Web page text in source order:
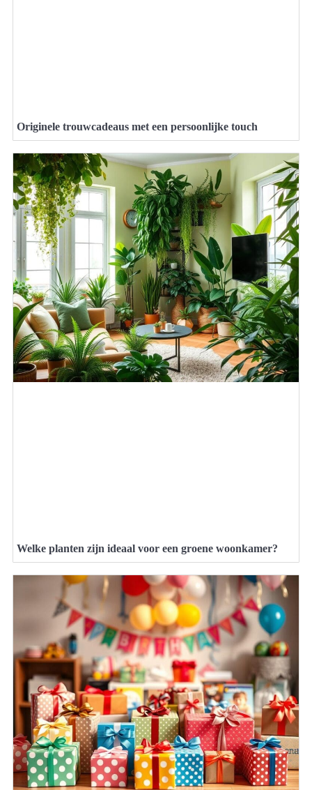
Originele trouwcadeaus met een persoonlijke touch
Welke planten zijn ideaal voor een groene woonkamer?